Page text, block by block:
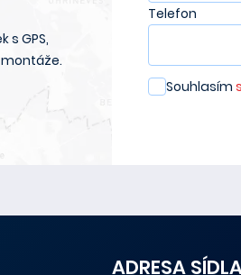
s GPS,
Telefon
Souhlasím
ADRESA